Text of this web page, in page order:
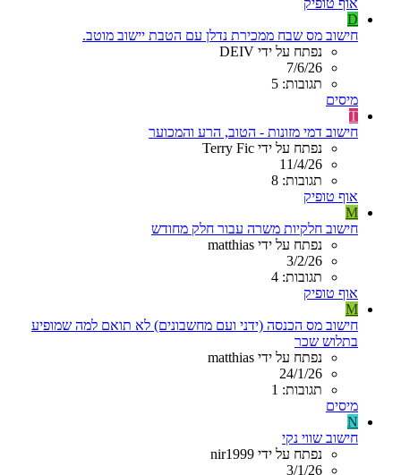
אוף טופיק
D
חישוב מס שבח ממכירת נדלן עם הטבת יישוב מוטב.
נפתח על ידי DEIV
7/6/26
תגובות: 5
מיסים
T
חישוב דמי מזונות - הטוב, הרע והמכוער
נפתח על ידי Terry Fic
11/4/26
תגובות: 8
אוף טופיק
M
חישוב חלקיות משרה עבור חלק מחודש
נפתח על ידי matthias
3/2/26
תגובות: 4
אוף טופיק
M
חישוב מס הכנסה (ידני ועם מחשבונים) לא תואם למה שמופיע
בתלוש שכר
נפתח על ידי matthias
24/1/26
תגובות: 1
מיסים
N
חישוב שווי נקי
נפתח על ידי nir1999
3/1/26